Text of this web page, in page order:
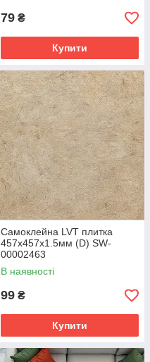
79 ₴
Купити
Самоклейна LVT плитка
457х457х1.5мм (D) SW-
00002463
В наявності
99 ₴
Купити